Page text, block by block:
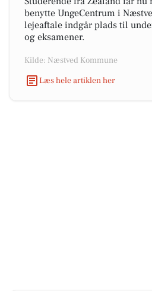
benytte UngeCentrum i
lejeaftale indgår plads til
og eksamener.
Kilde: Næstved Kommune
Læs hele artiklen her